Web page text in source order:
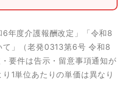
年度介護報酬改定」「令和8
て」（老発0313第6号 令和8
要件は告示・留意事項通知が
1単位あたりの単価は異なり